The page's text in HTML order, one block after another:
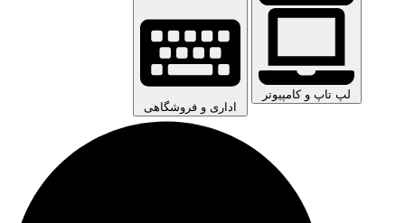
لپ تاپ و کامپیوتر
اداری و فروشگاهی